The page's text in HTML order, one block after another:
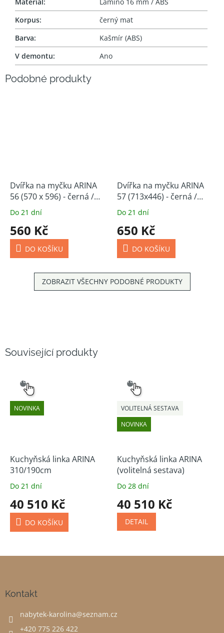
Související produkty
NOVINKA
VÝBĚR
Kuchyňská linka ARINA
310/190cm
Do 21 dní
40 510 Kč
DO KOŠÍKU
NOVINKA
VOLITELNÁ SESTAVA
VÝBĚR
Kuchyňská linka ARINA
(volitelná sestava)
Do 28 dní
40 510 Kč
DETAIL
Korpus:
černý mat
Barva:
Kašmír (ABS)
V demontu: Ano
Dvířka na myčku ARINA
56 (570 x 596) - černá /
kašmír
Do 21 dní
560 Kč
DO KOŠÍKU
Dvířka na myčku ARINA
57 (713x446) - černá /
kašmír
Do 21 dní
650 Kč
DO KOŠÍKU
ZOBRAZIT VŠECHNY PODOBNÉ PRODUKTY
Kontakt
nabytek-karolina@seznam.cz
+420 775 226 422